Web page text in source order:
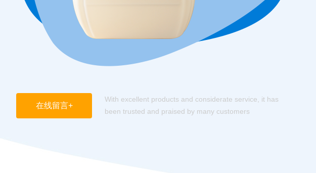
在线留言+
With excellent products and considerate service, it has
been trusted and praised by many customers